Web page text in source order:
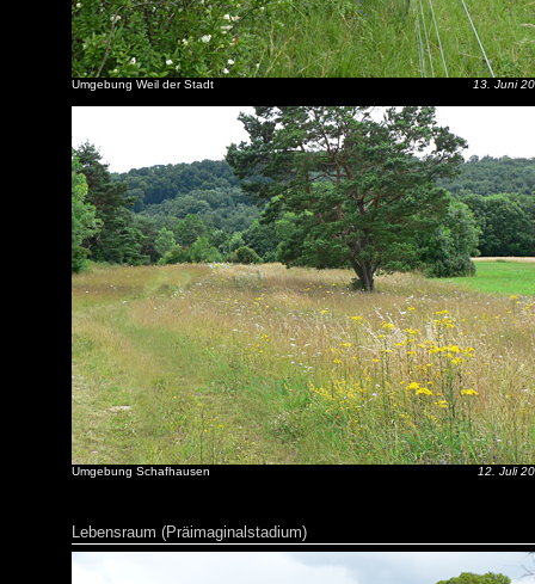
Umgebung Weil der Stadt 13. Juni
Umgebung Schafhausen 12. Juli
Lebensraum (Präimaginalstadium)